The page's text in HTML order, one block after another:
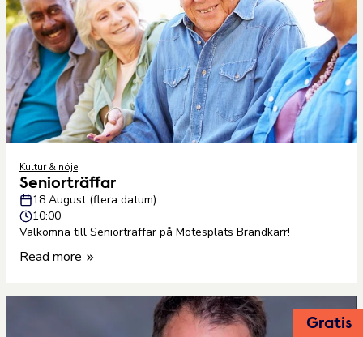
Kultur & nöje
Seniorträffar
18 August (flera datum)
10:00
Välkomna till Seniorträffar på Mötesplats Brandkärr!
Read more
Gratis